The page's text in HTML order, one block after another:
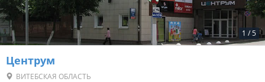
1 /5
Центрум
ВИТЕБСКАЯ ОБЛАСТЬ